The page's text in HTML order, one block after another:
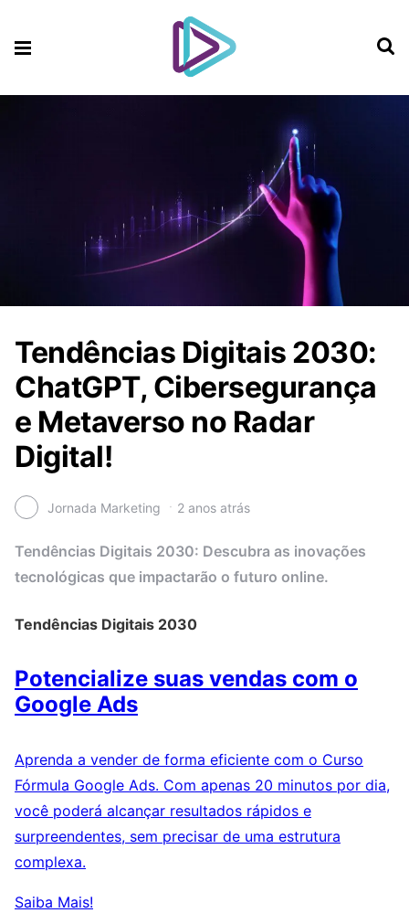
Tendências Digitais 2030:
ChatGPT, Cibersegurança
e Metaverso no Radar
Digital!
Jornada Marketing 2 anos atrás
Tendências Digitais 2030: Descubra as inovações
tecnológicas que impactarão o futuro online.
Tendências Digitais 2030
Potencialize suas vendas com o
Google Ads
Aprenda a vender de forma eficiente com o Curso
Fórmula Google Ads. Com apenas 20 minutos por dia,
você poderá alcançar resultados rápidos e
surpreendentes, sem precisar de uma estrutura
complexa.
Saiba Mais!